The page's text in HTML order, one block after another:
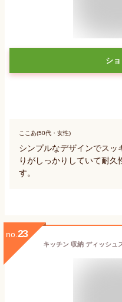
シ
ここあ(50代・女性)
シンプルなデザインでスッ
りがしっかりしていて耐久
す。
no. 23